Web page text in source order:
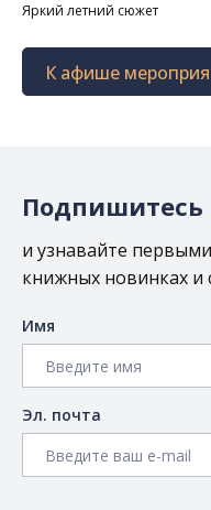
Яркий летний сюжет
К афише
Подпишитесь
и узнавайте
книжных новинках и
Имя
Эл. почта